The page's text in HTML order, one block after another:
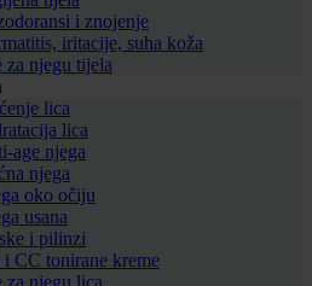
i znojenje
iritacije, suha koža
za njegu tijela
lica
lica
age njega
njega
oko očiju
usana
i pilinzi
CC tonirane kreme
za njegu lica